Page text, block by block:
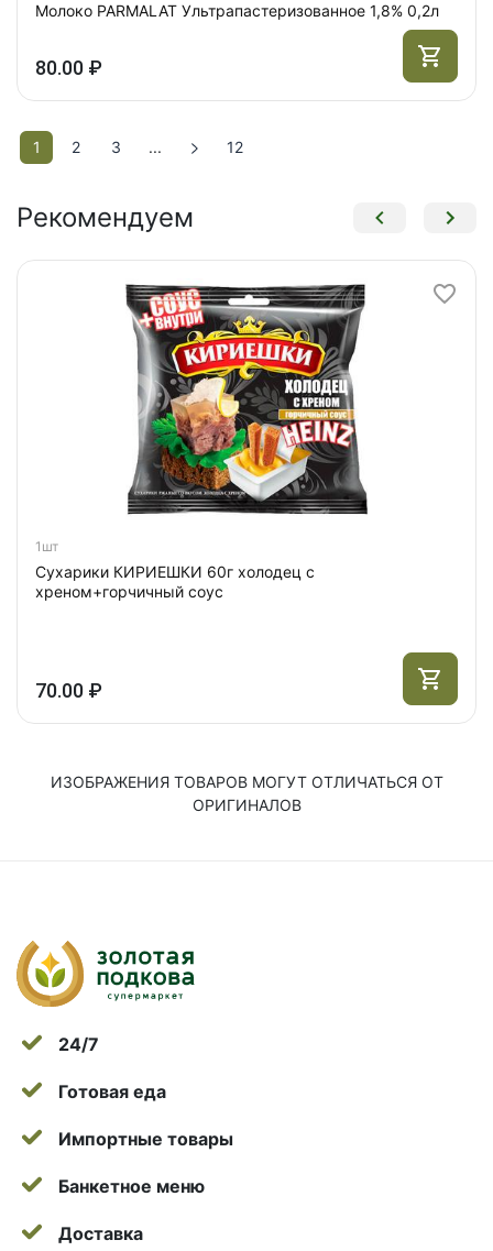
Молоко PARMALAT Ультрапастеризованное 1,8% 0,2л
80.00 ₽
1 2 3 ... 12
Рекомендуем
1шт
Сухарики КИРИЕШКИ 60г холодец с
хреном+горчичный соус
70.00 ₽
ИЗОБРАЖЕНИЯ ТОВАРОВ МОГУТ ОТЛИЧАТЬСЯ ОТ
ОРИГИНАЛОВ
24/7
Готовая еда
Импортные товары
Банкетное меню
Доставка